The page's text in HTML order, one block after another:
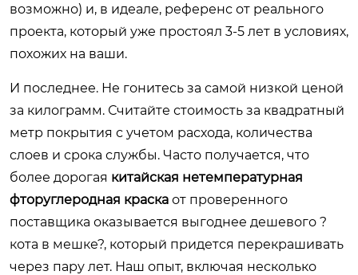
возможно) и, в идеале, референс от реального
проекта, который уже простоял 3-5 лет в условиях,
похожих на ваши.
И последнее. Не гонитесь за самой низкой ценой
за килограмм. Считайте стоимость за квадратный
метр покрытия с учетом расхода, количества
слоев и срока службы. Часто получается, что
более дорогая китайская нетемпературная
фторуглеродная краска от проверенного
поставщика оказывается выгоднее дешевого ?
кота в мешке?, который придется перекрашивать
через пару лет. Наш опыт, включая несколько